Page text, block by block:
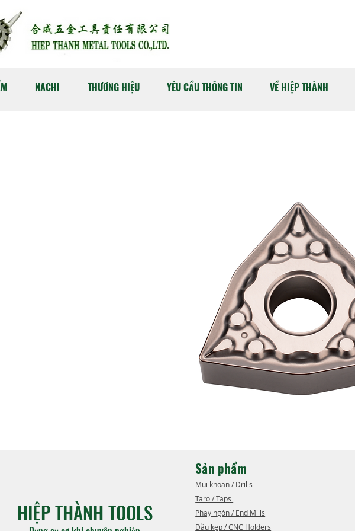
NACHI THƯƠNG HIỆU YÊU CẦU THÔNG TIN VỀ HIỆP THÀNH
HIỆP THÀNH TOOLS
Sản phẩm
Mũi khoan / Drills
Taro / Taps ​
Phay ngón / End Mills​
Đầu kẹp / CNC Holders